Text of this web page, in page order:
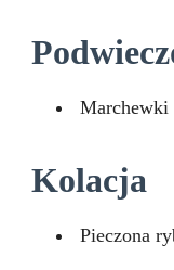
Marchewki
Kolacja
Pieczona